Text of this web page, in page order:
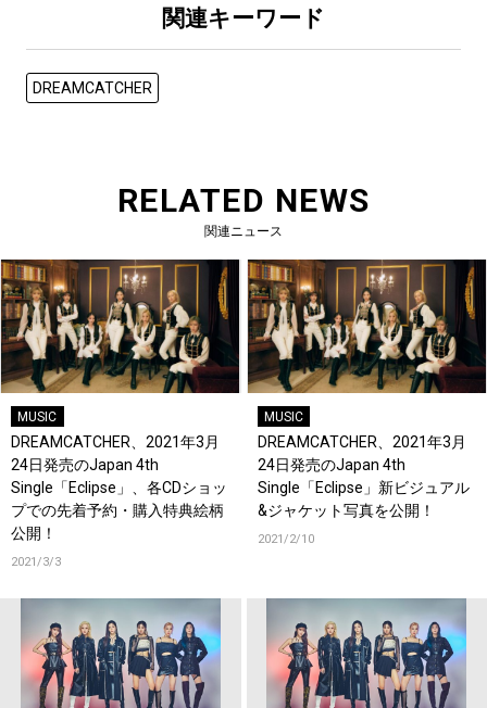
関連キーワード
DREAMCATCHER
RELATED NEWS
関連ニュース
MUSIC
DREAMCATCHER、2021年3月
24日発売のJapan 4th
Single「Eclipse」、各CDショッ
プでの先着予約・購入特典絵柄
公開！
2021/3/3
MUSIC
DREAMCATCHER、2021年3月
24日発売のJapan 4th
Single「Eclipse」新ビジュアル
&ジャケット写真を公開！
2021/2/10